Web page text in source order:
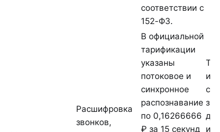
соответствии с
152-ФЗ.
Расшифровка
звонков,
В официальной
тарификации
указаны
потоковое и
синхронное
распознавание
по 0,16266666
₽ за 15 секунд
и